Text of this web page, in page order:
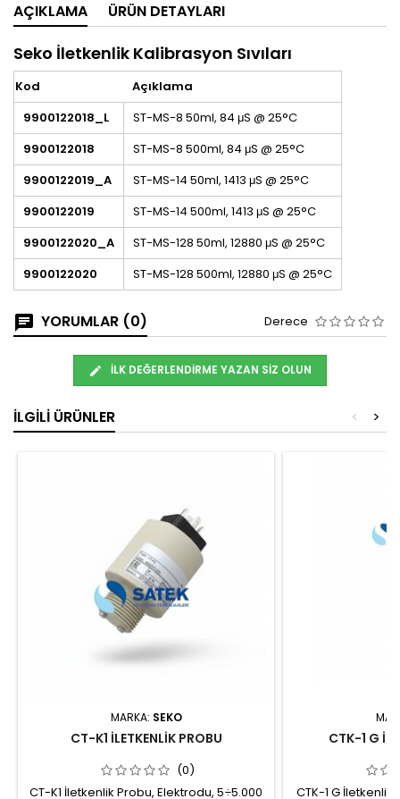
AÇIKLAMA ÜRÜN DETAYLARI
Seko İletkenlik Kalibrasyon Sıvıları
Kod
Açıklama
9900122018_L
ST-MS-8 50ml, 84 μS @ 25°C
9900122018
ST-MS-8 500ml, 84 μS @ 25°C
9900122019_A
ST-MS-14 50ml, 1413 μS @ 25°C
9900122019
ST-MS-14 500ml, 1413 μS @ 25°C
9900122020_A
ST-MS-128 50ml, 12880 μS @ 25°C
9900122020
ST-MS-128 500ml, 12880 μS @ 25°C
YORUMLAR (0) Derece
İLK DEĞERLENDIRME YAZAN SIZ OLUN
İLGILI ÜRÜNLER >
<
MARKA: SEKO
CT-K1 İLETKENLİK PROBU
(0)
CT-K1 İletkenlik Probu, Elektrodu, 5÷5.000
CTK-1 G
CTK-1 G